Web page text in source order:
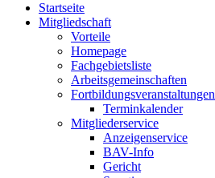
Startseite
Mitgliedschaft
Vorteile
Homepage
Fachgebietsliste
Arbeitsgemeinschaften
Fortbildungsveranstaltungen
Terminkalender
Mitgliederservice
Anzeigenservice
BAV-Info
Gericht